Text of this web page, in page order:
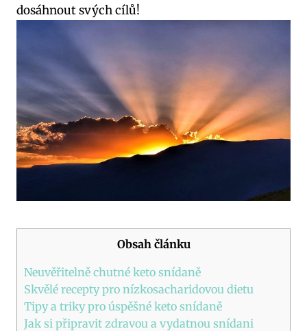
dosáhnout svých cílů!
Obsah článku
Neuvěřitelně chutné keto snídaně
Skvělé recepty pro nízkosacharidovou dietu
Tipy a triky pro úspěšné keto snídaně
Jak si připravit zdravou a vydatnou snídani